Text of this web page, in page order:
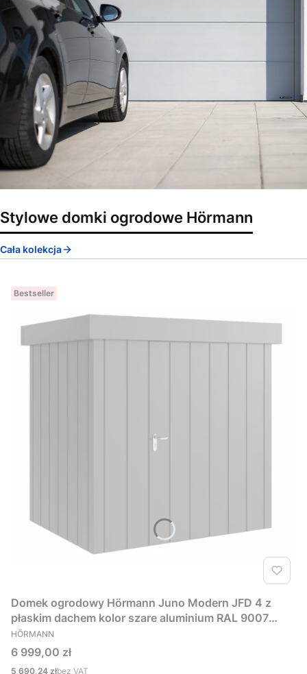
Stylowe domki ogrodowe Hörmann
Cała kolekcja
Bestseller
Domek ogrodowy Hörmann Juno Modern JFD 4 z
płaskim dachem kolor szare aluminium RAL 9007
229x181 cm
PRODUCENT
HÖRMANN
Cena
6 999,00 zł
Cena
5 690,24 złbez VAT